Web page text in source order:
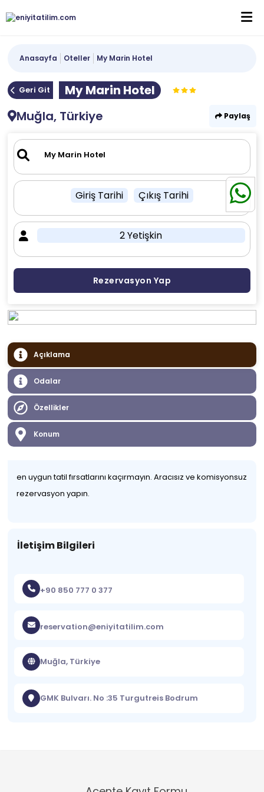
Anasayfa Oteller My Marin Hotel
Geri Git
My Marin Hotel
Muğla, Türkiye
Paylaş
Giriş Tarihi Çıkış Tarihi
2 Yetişkin
Rezervasyon Yap
Açıklama
Odalar
Özellikler
Konum
en uygun tatil fırsatlarını kaçırmayın. Aracısız ve komisyonsuz
rezervasyon yapın.
İletişim Bilgileri
+90 850 777 0 377
reservation@eniyitatilim.com
Muğla, Türkiye
GMK Bulvarı. No :35 Turgutreis Bodrum